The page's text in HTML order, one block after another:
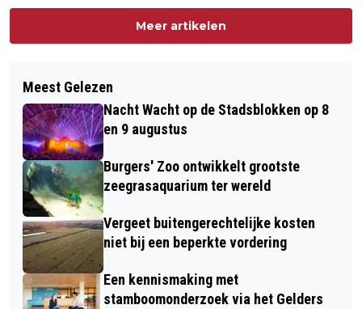
Meer artikelen
Meest Gelezen
Nacht Wacht op de Stadsblokken op 8
en 9 augustus
Burgers' Zoo ontwikkelt grootste
zeegrasaquarium ter wereld
Vergeet buitengerechtelijke kosten
niet bij een beperkte vordering
Een kennismaking met
stamboomonderzoek via het Gelders